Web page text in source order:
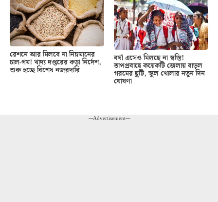
রেশনে আর মিলবে না নিম্নমানের
চাল-গম! খাদ্য দপ্তরের কড়া নির্দেশ,
শুরু হচ্ছে বিশেষ নজরদারি
বর্ষা এসেও মিলছে না স্বস্তি!
তাপপ্রবাহে কয়েকটি জেলায় বাড়ল
গরমের ছুটি, স্কুল খোলার নতুন দিন
ঘোষণা
---Advertisement---